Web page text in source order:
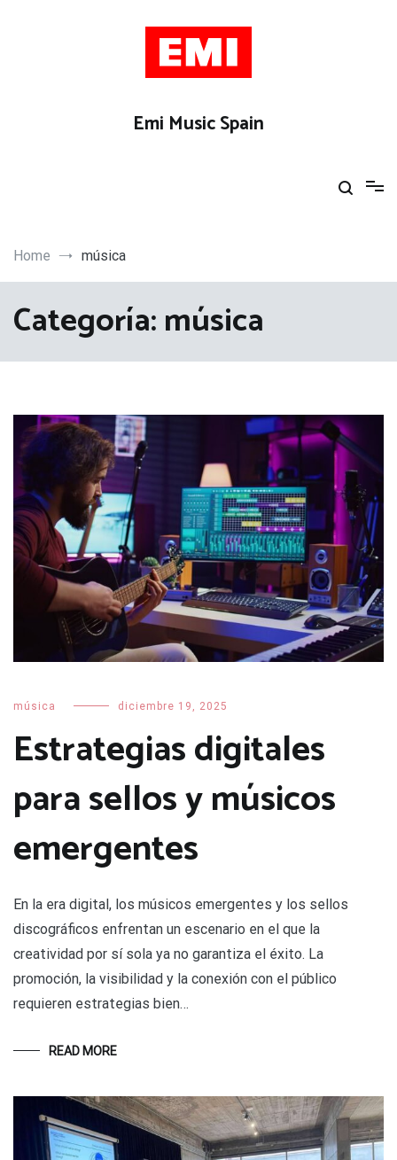
Emi Music Spain
Home música
Categoría:música
música diciembre 19, 2025
Estrategias digitales
para sellos y músicos
emergentes
En la era digital, los músicos emergentes y los sellos
discográficos enfrentan un escenario en el que la
creatividad por sí sola ya no garantiza el éxito. La
promoción, la visibilidad y la conexión con el público
requieren estrategias bien…
READ MORE